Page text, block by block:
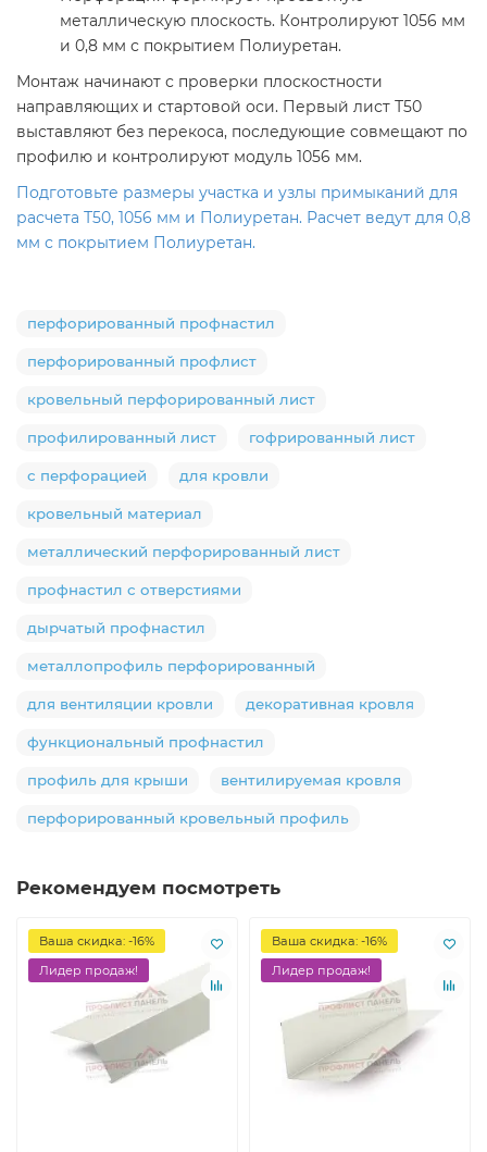
металлическую плоскость. Контролируют 1056 мм
и 0,8 мм с покрытием Полиуретан.
Монтаж начинают с проверки плоскостности
направляющих и стартовой оси. Первый лист Т50
выставляют без перекоса, последующие совмещают по
профилю и контролируют модуль 1056 мм.
Подготовьте размеры участка и узлы примыканий для
расчета Т50, 1056 мм и Полиуретан. Расчет ведут для 0,8
мм с покрытием Полиуретан.
перфорированный профнастил
перфорированный профлист
кровельный перфорированный лист
профилированный лист гофрированный лист
с перфорацией для кровли
кровельный материал
металлический перфорированный лист
профнастил с отверстиями
дырчатый профнастил
металлопрофиль перфорированный
для вентиляции кровли декоративная кровля
функциональный профнастил
профиль для крыши вентилируемая кровля
перфорированный кровельный профиль
Рекомендуем посмотреть
Ваша скидка: -16%
Лидер продаж!
Ваша скидка: -16%
Лидер продаж!